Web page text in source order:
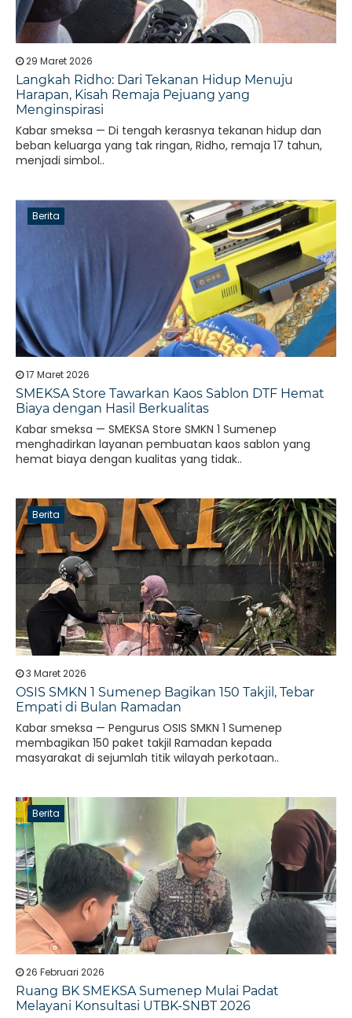
29 Maret 2026
Langkah Ridho: Dari Tekanan Hidup Menuju
Harapan, Kisah Remaja Pejuang yang
Menginspirasi
Kabar smeksa — Di tengah kerasnya tekanan hidup dan
beban keluarga yang tak ringan, Ridho, remaja 17 tahun,
menjadi simbol..
Berita
17 Maret 2026
SMEKSA Store Tawarkan Kaos Sablon DTF Hemat
Biaya dengan Hasil Berkualitas
Kabar smeksa — SMEKSA Store SMKN 1 Sumenep
menghadirkan layanan pembuatan kaos sablon yang
hemat biaya dengan kualitas yang tidak..
Berita
3 Maret 2026
OSIS SMKN 1 Sumenep Bagikan 150 Takjil, Tebar
Empati di Bulan Ramadan
Kabar smeksa — Pengurus OSIS SMKN 1 Sumenep
membagikan 150 paket takjil Ramadan kepada
masyarakat di sejumlah titik wilayah perkotaan..
Berita
26 Februari 2026
Ruang BK SMEKSA Sumenep Mulai Padat
Melayani Konsultasi UTBK-SNBT 2026